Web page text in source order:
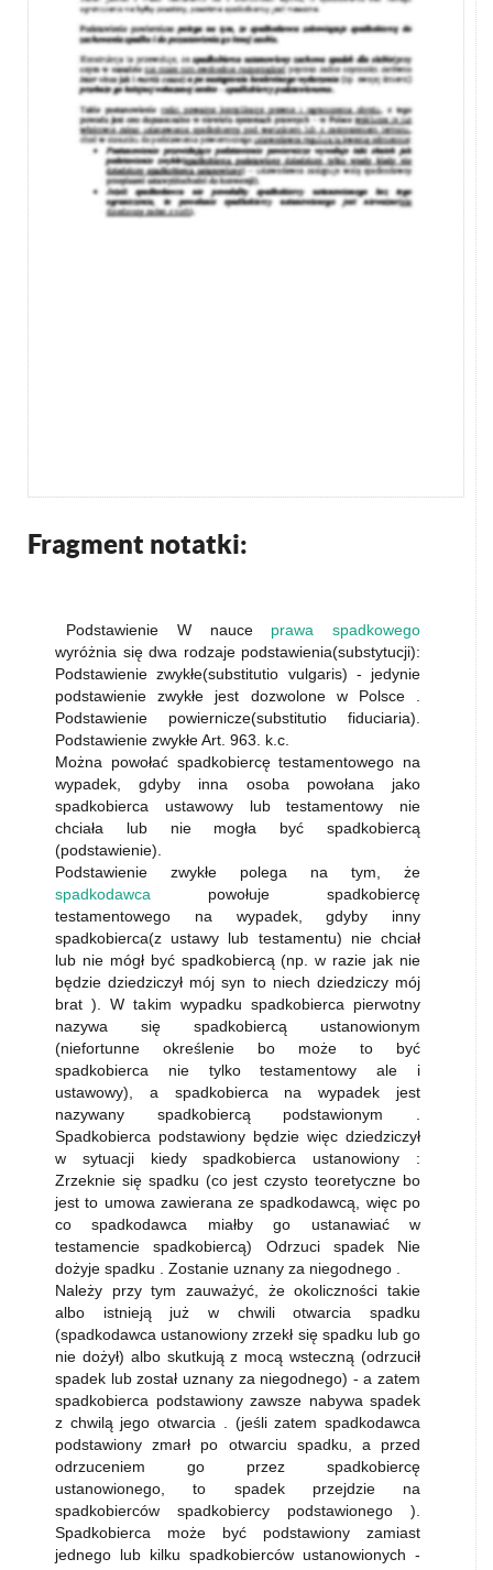
Fragment notatki:
Podstawienie W nauce prawa spadkowego
wyróżnia się dwa rodzaje podstawienia(substytucji):
Podstawienie zwykłe(substitutio vulgaris) - jedynie
podstawienie zwykłe jest dozwolone w Polsce .
Podstawienie powiernicze(substitutio fiduciaria).
Podstawienie zwykłe Art. 963. k.c.
Można powołać spadkobiercę testamentowego na
wypadek, gdyby inna osoba powołana jako
spadkobierca ustawowy lub testamentowy nie
chciała lub nie mogła być spadkobiercą
(podstawienie).
Podstawienie zwykłe polega na tym, że
spadkodawca powołuje spadkobiercę
testamentowego na wypadek, gdyby inny
spadkobierca(z ustawy lub testamentu) nie chciał
lub nie mógł być spadkobiercą (np. w razie jak nie
będzie dziedziczył mój syn to niech dziedziczy mój
brat ). W takim wypadku spadkobierca pierwotny
nazywa się spadkobiercą ustanowionym
(niefortunne określenie bo może to być
spadkobierca nie tylko testamentowy ale i
ustawowy), a spadkobierca na wypadek jest
nazywany spadkobiercą podstawionym .
Spadkobierca podstawiony będzie więc dziedziczył
w sytuacji kiedy spadkobierca ustanowiony :
Zrzeknie się spadku (co jest czysto teoretyczne bo
jest to umowa zawierana ze spadkodawcą, więc po
co spadkodawca miałby go ustanawiać w
testamencie spadkobiercą) Odrzuci spadek Nie
dożyje spadku . Zostanie uznany za niegodnego .
Należy przy tym zauważyć, że okoliczności takie
albo istnieją już w chwili otwarcia spadku
(spadkodawca ustanowiony zrzekł się spadku lub go
nie dożył) albo skutkują z mocą wsteczną (odrzucił
spadek lub został uznany za niegodnego) - a zatem
spadkobierca podstawiony zawsze nabywa spadek
z chwilą jego otwarcia . (jeśli zatem spadkodawca
podstawiony zmarł po otwarciu spadku, a przed
odrzuceniem go przez spadkobiercę
ustanowionego, to spadek przejdzie na
spadkobierców spadkobiercy podstawionego ).
Spadkobierca może być podstawiony zamiast
jednego lub kilku spadkobierców ustanowionych -